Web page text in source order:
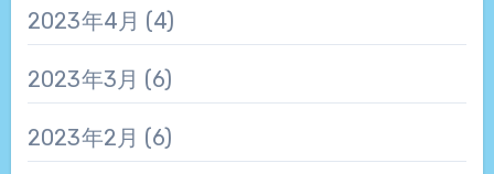
2023年4月 (4)
2023年3月 (6)
2023年2月 (6)